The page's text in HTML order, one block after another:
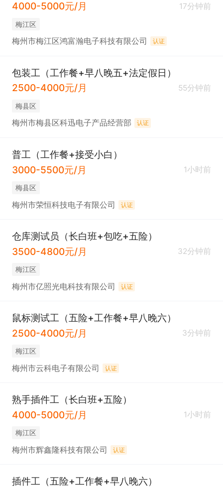
4000-5000元/月 17分钟前
梅江区
梅州市梅江区鸿富瀚电子科技有限公司 认证
包装工（工作餐+早八晚五+法定假日）
2500-4000元/月
55分钟前
梅县区
梅州市梅县区科迅电子产品经营部 认证
普工（工作餐+接受小白）
3000-5500元/月
1小时前
梅县区
梅州市荣恒科技电子有限公司 认证
仓库测试员（长白班+包吃+五险）
3500-4800元/月
32分钟前
梅江区
梅州市亿照光电科技有限公司 认证
鼠标测试工（五险+工作餐+早八晚六）
2500-4000元/月
3分钟前
梅江区
梅州市云科电子有限公司 认证
熟手插件工（长白班+五险）
4000-5000元/月
1小时前
梅江区
梅州市辉鑫隆科技有限公司 认证
插件工（五险+工作餐+早八晚六）